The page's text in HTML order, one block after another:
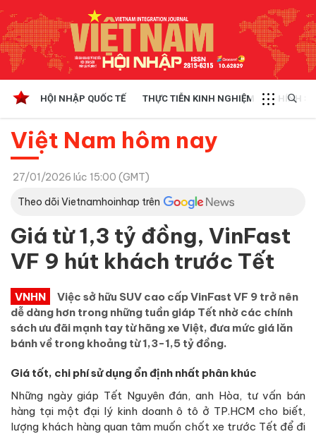
HỘI NHẬP QUỐC TẾ THỰC TIỄN KINH NGHIỆM CHÍNH
Việt Nam hôm nay
27/01/2026 lúc 15:00 (GMT)
Theo dõi Vietnamhoinhap trên
Giá từ 1,3 tỷ đồng, VinFast
VF 9 hút khách trước Tết
VNHN
Việc sở hữu SUV cao cấp VinFast VF 9 trở nên
dễ dàng hơn trong những tuần giáp Tết nhờ các chính
sách ưu đãi mạnh tay từ hãng xe Việt, đưa mức giá lăn
bánh về trong khoảng từ 1,3-1,5 tỷ đồng.
Giá tốt, chi phí sử dụng ổn định nhất phân khúc
Những ngày giáp Tết Nguyên đán, anh Hòa, tư vấn bán
hàng tại một đại lý kinh doanh ô tô ở TP.HCM cho biết,
lượng khách hàng quan tâm muốn chốt xe trước Tết để đi